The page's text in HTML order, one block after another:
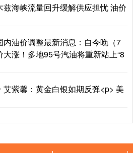
海峡流量回升缓解供应担忧 油价
内油价调整最新消息：自今晚（7
涨！多地95号汽油将重新站上“8
紫馨：黄金白银如期反弹<p> 美